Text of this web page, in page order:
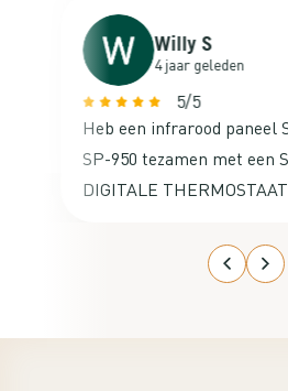
Willy S
4 jaar geleden
5/5
Heb een infrarood paneel
SP-950 tezamen met een
DIGITALE
zolder. De aansluiting
kinderlijk eenvoudig en
set kopen voor de